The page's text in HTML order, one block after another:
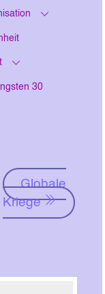
30
Globale
Kriege